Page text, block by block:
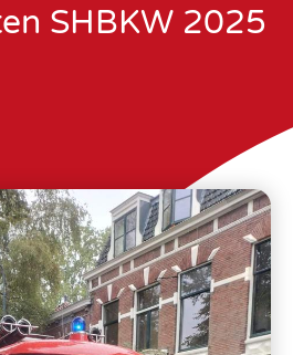
SHBKW 2025